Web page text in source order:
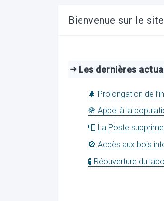
Bienvenue sur le
Les dernières
🌲 Prolongation de
🪖 Appel à la
📮 La Poste
🚫 Accès aux bois
🧪 Réouverture du